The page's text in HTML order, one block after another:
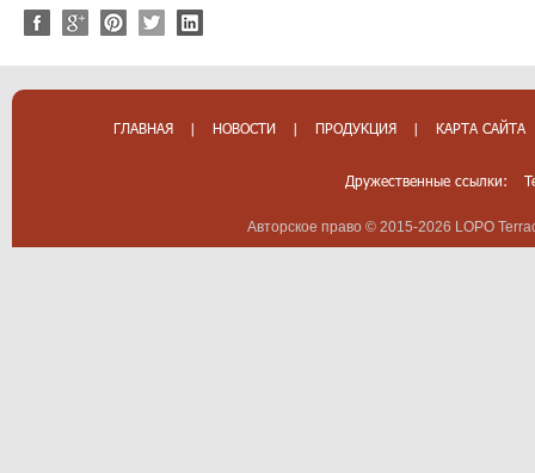
ГЛАВНАЯ | НОВОСТИ | ПРОДУКЦИЯ | КАРТА САЙТА
Дружественные ссылки:
Авторское право © 2015-2026 LOPO